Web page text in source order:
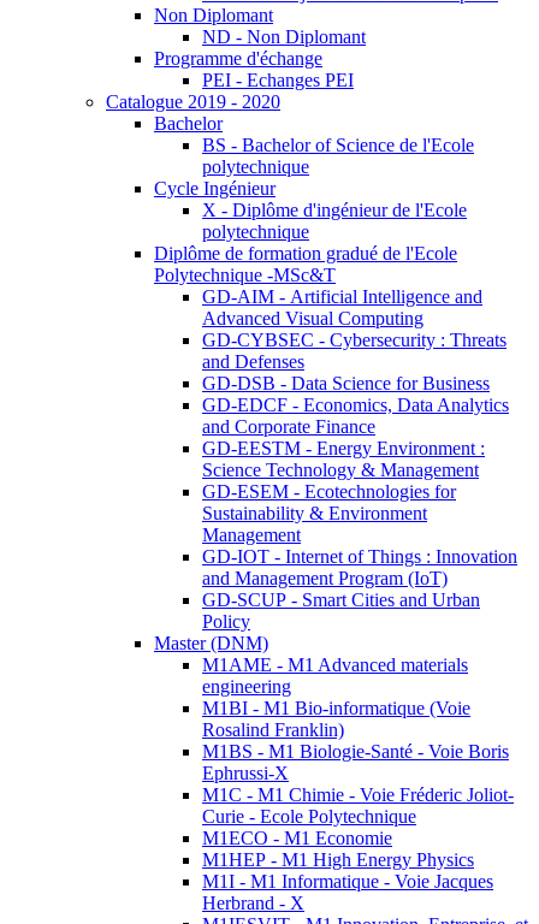
Non Diplomant
ND - Non Diplomant
Programme d'échange
PEI - Echanges PEI
Catalogue 2019 - 2020
Bachelor
BS - Bachelor of Science de l'Ecole
polytechnique
Cycle Ingénieur
X - Diplôme d'ingénieur de l'Ecole
polytechnique
Diplôme de formation gradué de l'Ecole
Polytechnique -MSc&T
GD-AIM - Artificial Intelligence and
Advanced Visual Computing
GD-CYBSEC - Cybersecurity : Threats
and Defenses
GD-DSB - Data Science for Business
GD-EDCF - Economics, Data Analytics
and Corporate Finance
GD-EESTM - Energy Environment :
Science Technology & Management
GD-ESEM - Ecotechnologies for
Sustainability & Environment
Management
GD-IOT - Internet of Things : Innovation
and Management Program (IoT)
GD-SCUP - Smart Cities and Urban
Policy
Master (DNM)
M1AME - M1 Advanced materials
engineering
M1BI - M1 Bio-informatique (Voie
Rosalind Franklin)
M1BS - M1 Biologie-Santé - Voie Boris
Ephrussi-X
M1C - M1 Chimie - Voie Fréderic Joliot-
Curie - Ecole Polytechnique
M1ECO - M1 Economie
M1HEP - M1 High Energy Physics
M1I - M1 Informatique - Voie Jacques
Herbrand - X